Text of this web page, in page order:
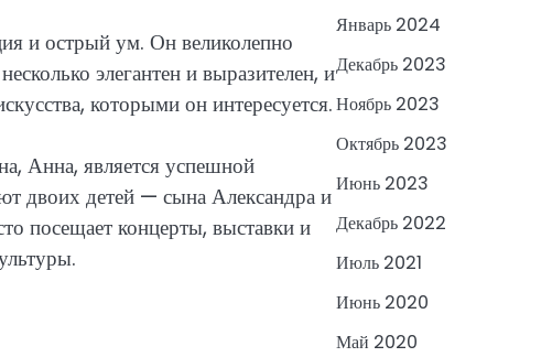
и острый ум. Он великолепно
элегантен и выразителен, и
которыми он интересуется.
Анна, является успешной
двоих детей — сына Александра и
посещает концерты, выставки и
Январь 2024
Декабрь 2023
Ноябрь 2023
Октябрь 2023
Июнь 2023
Декабрь 2022
Июль 2021
Июнь 2020
Май 2020